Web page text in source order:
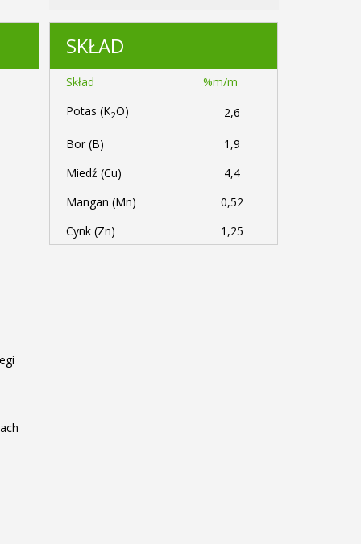
SKŁAD
Skład
%m/m
Potas (K2O) 2,6
Bor (B)
1,9
Miedź (Cu)
4,4
Mangan (Mn)
0,52
Cynk (Zn)
1,25